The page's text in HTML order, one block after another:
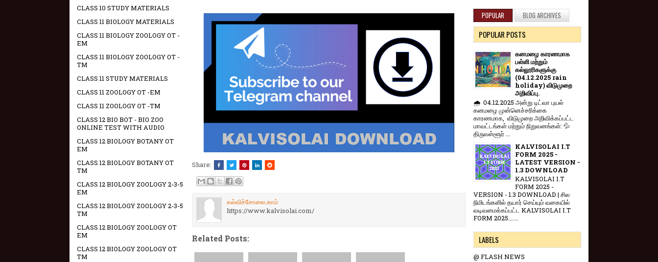
Share:
கல்விச்சோலை.காம்
https://www.kalvisolai.com/
Related Posts:
CLASS 10 STUDY MATERIALS
CLASS 11 BIOLOGY MATERIALS
CLASS 11 BIOLOGY ZOOLOGY OT -
EM
CLASS 11 BIOLOGY ZOOLOGY OT -
TM
CLASS 11 STUDY MATERIALS
CLASS 11 ZOOLOGY OT -EM
CLASS 11 ZOOLOGY OT -TM
CLASS 12 BIO BOT - BIO ZOO
ONLINE TEST WITH AUDIO
CLASS 12 BIOLOGY BOTANY OT
EM
CLASS 12 BIOLOGY BOTANY OT
TM
CLASS 12 BIOLOGY ZOOLOGY 2-3-5
EM
CLASS 12 BIOLOGY ZOOLOGY 2-3-5
TM
CLASS 12 BIOLOGY ZOOLOGY OT
EM
CLASS 12 BIOLOGY ZOOLOGY OT
TM
POPULAR BLOG ARCHIVES
POPULAR POSTS
கனமழை காரணமாக
பள்ளி மற்றும்
கல்லூரிகளுக்கு
(04.12.2025 rain
holiday) விடுமுறை
அறிவிப்பு.
🌧️ 04.12.2025 அன்று டிட்வா புயல்
கனமழை முன்னெச்சரிக்கை
காரணமாக, விடுமுறை அறிவிக்கப்பட்ட
மாவட்டங்கள் மற்றும் நிறுவனங்கள்: 💦
திருவள்ளூர் ...
KALVISOLAI I.T
FORM 2025 -
LATEST VERSION -
1.3 DOWNLOAD
KALVISOLAI I.T
FORM 2025 -
VERSION - 1.3 DOWNLOAD | சில
நிமிடங்களில் தயார் செய்யும் வகையில்
வடிவமைக்கப்பட்ட KALVISOLAI I.T
FORM 2025.......
LABELS
@ FLASH NEWS